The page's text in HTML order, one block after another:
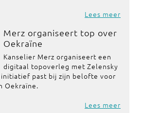
Lees meer
Merz organiseert top over
Oekraïne
Kanselier Merz organiseert een
digitaal topoverleg met Zelensky
past bij zijn belofte voor
Oekraïne.
Lees meer